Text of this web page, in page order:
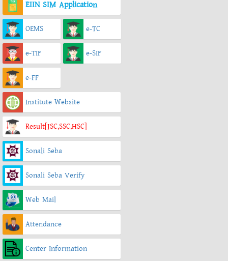
EIIN SIM Application
OEMS e-TC
e-TIF e-SIF
e-FF
Institute Website
Result[JSC,SSC,HSC]
Sonali Seba
Sonali Seba Verify
Web Mail
Attendance
Center Information